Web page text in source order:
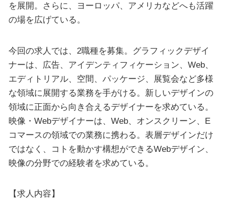
を展開。さらに、ヨーロッパ、アメリカなどへも活躍
の場を広げている。
今回の求人では、2職種を募集。グラフィックデザイ
ナーは、広告、アイデンティフィケーション、Web、
エディトリアル、空間、パッケージ、展覧会など多様
な領域に展開する業務を手がける。新しいデザインの
領域に正面から向き合えるデザイナーを求めている。
映像・Webデザイナーは、Web、オンスクリーン、E
コマースの領域での業務に携わる。表層デザインだけ
ではなく、コトを動かす構想ができるWebデザイン、
映像の分野での経験者を求めている。
【求人内容】